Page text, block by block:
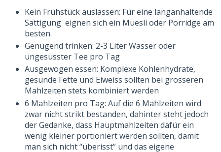
Kein Frühstück auslassen: Für eine langanhaltende
Sättigung eignen sich ein Müesli oder Porridge am
besten.
Genügend trinken: 2-3 Liter Wasser oder
ungesüsster Tee pro Tag
Ausgewogen essen: Komplexe Kohlenhydrate,
gesunde Fette und Eiweiss sollten bei grösseren
Mahlzeiten stets kombiniert werden
6 Mahlzeiten pro Tag: Auf die 6 Mahlzeiten wird
zwar nicht strikt bestanden, dahinter steht jedoch
der Gedanke, dass Hauptmahlzeiten dafür ein
wenig kleiner portioniert werden sollten, damit
man sich nicht “überisst” und das eigene